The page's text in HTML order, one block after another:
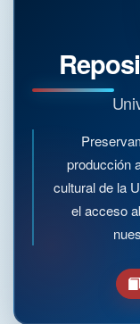
producción
cultural de la
el acceso